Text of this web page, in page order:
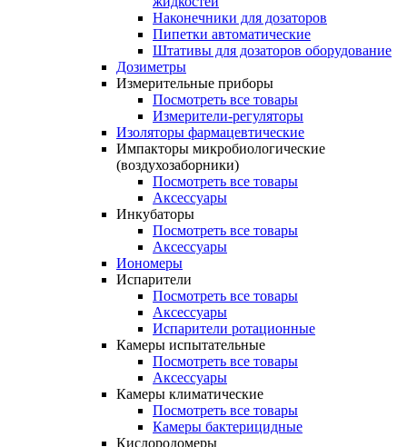
Наконечники для дозаторов
Пипетки автоматические
Штативы для дозаторов оборудование
Дозиметры
Измерительные приборы
Посмотреть все товары
Измерители-регуляторы
Изоляторы фармацевтические
Импакторы микробиологические
(воздухозаборники)
Посмотреть все товары
Аксессуары
Инкубаторы
Посмотреть все товары
Аксессуары
Иономеры
Испарители
Посмотреть все товары
Аксессуары
Испарители ротационные
Камеры испытательные
Посмотреть все товары
Аксессуары
Камеры климатические
Посмотреть все товары
Камеры бактерицидные
Кислородомеры